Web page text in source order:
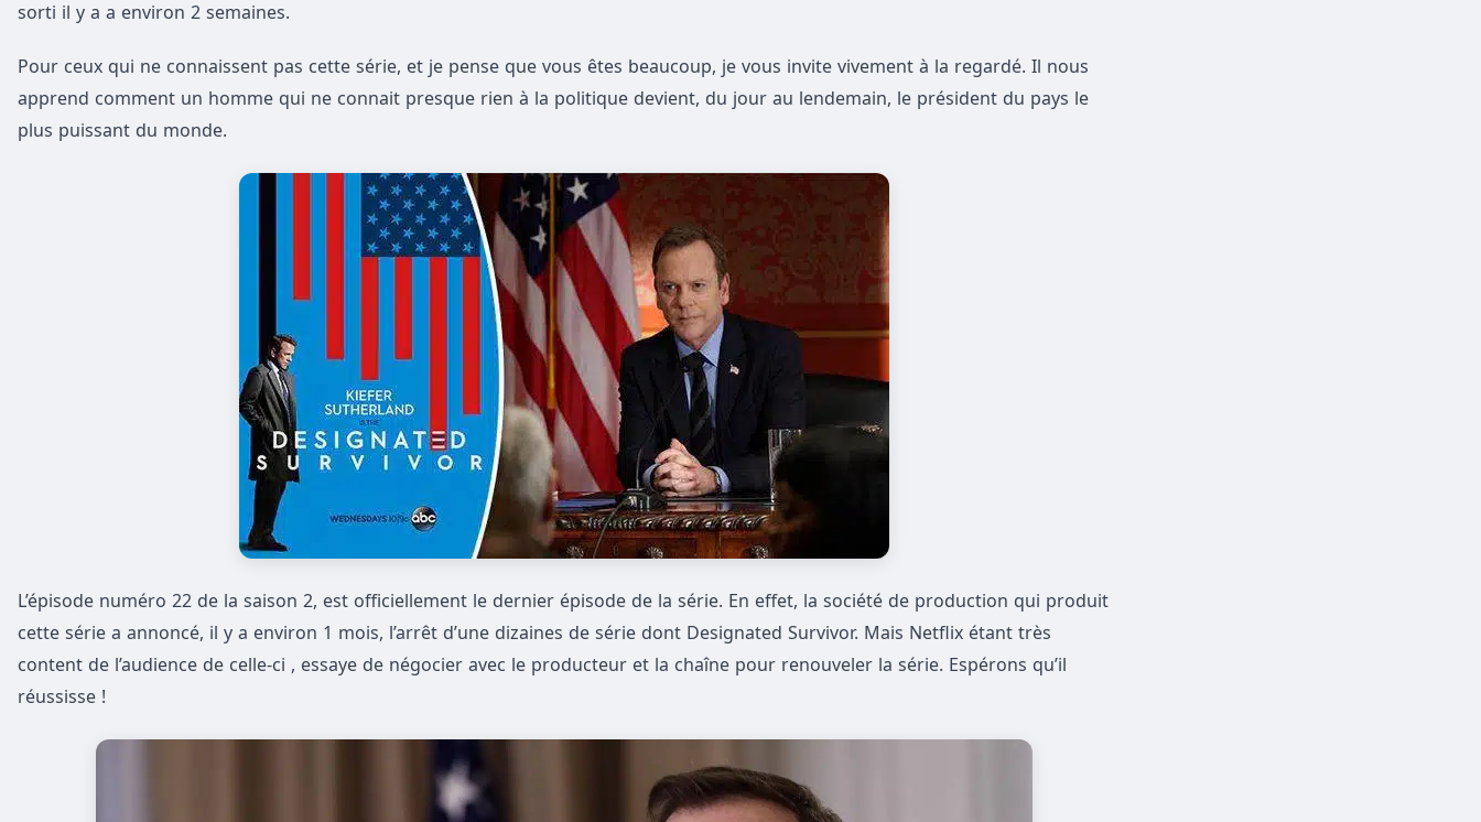
sorti il y a a environ 2 semaines.
Pour ceux qui ne connaissent pas cette série, et je pense que vous êtes beaucoup, je vous invite vivement à la regardé. Il nous
apprend comment un homme qui ne connait presque rien à la politique devient, du jour au lendemain, le président du pays le
plus puissant du monde.
L’épisode numéro 22 de la saison 2, est officiellement le dernier épisode de la série. En effet, la société de production qui produit
cette série a annoncé, il y a environ 1 mois, l’arrêt d’une dizaines de série dont Designated Survivor. Mais Netflix étant très
content de l’audience de celle-ci , essaye de négocier avec le producteur et la chaîne pour renouveler la série. Espérons qu’il
réussisse !